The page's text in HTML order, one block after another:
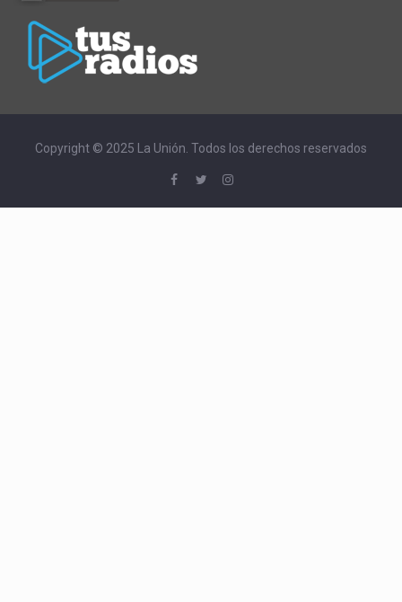
Copyright © 2025 La Unión. Todos los derechos reservados